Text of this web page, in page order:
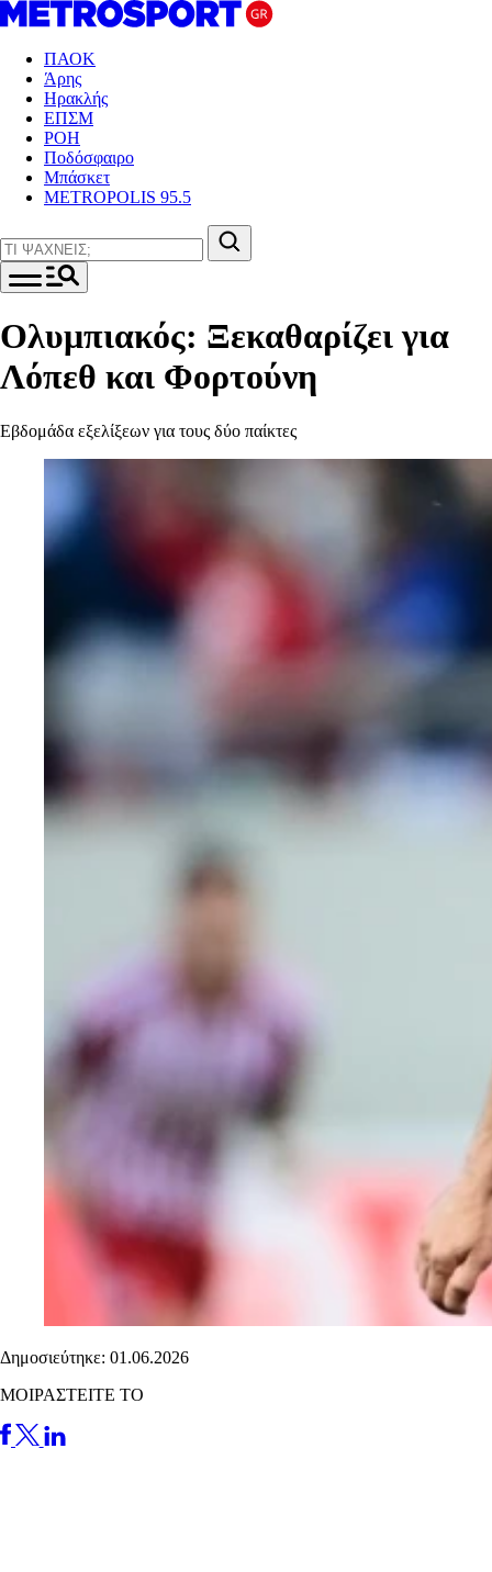
ΠΑΟΚ
Άρης
Ηρακλής
ΕΠΣΜ
ΡΟΗ
Ποδόσφαιρο
Μπάσκετ
METROPOLIS 95.5
Ολυμπιακός: Ξεκαθαρίζει για
Λόπεθ και Φορτούνη
Εβδομάδα εξελίξεων για τους δύο παίκτες
Δημοσιεύτηκε: 01.06.2026
ΜΟΙΡΑΣΤΕΙΤΕ ΤΟ